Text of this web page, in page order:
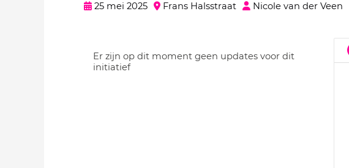
25 mei 2025 Frans Halsstraat Nicole van der Veen
Er zijn op dit moment geen updates voor dit
initiatief